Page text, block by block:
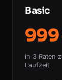
Basic
999
in 3 Raten
Laufzeit